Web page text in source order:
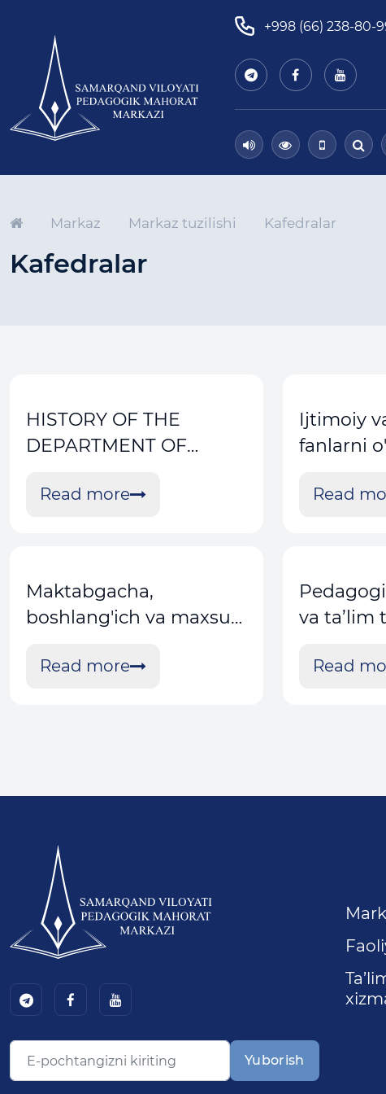
+998 (66) 238-80-
Markaz Markaz tuzilishi Kafedralar
Kafedralar
HISTORY OF THE
DEPARTMENT OF
EXACT AND NATURAL
Read more
Ijtimoiy
fanlarni
Read
Maktabgacha,
boshlang'ich va maxsus
kafedrasi
Read more
va ta’lim
Read
Yuborish